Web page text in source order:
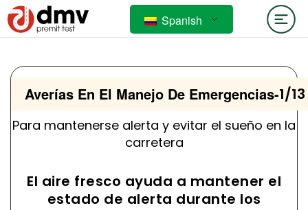
Spanish
Averías En El Manejo De Emergencias-1/13
Para mantenerse alerta y evitar el sueño en la
carretera
El aire fresco ayuda a mantener el
estado de alerta durante los